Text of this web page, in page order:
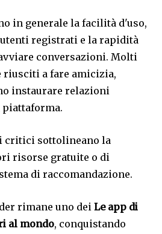
in generale la facilità d'uso,
registrati e la rapidità
conversazioni. Molti
riusciti a fare amicizia,
instaurare relazioni
critici sottolineano la
risorse gratuite o di
di raccomandazione.
rimane uno dei Le app di
al mondo, conquistando